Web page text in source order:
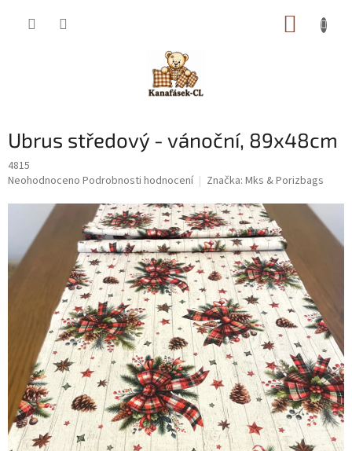
Ubrus středový - vánoční, 89x48cm
4815
Průměrné
produktu
z
5
hvězdiček.
Neohodnoceno Podrobnosti hodnocení Značka: Mks & Porizbags